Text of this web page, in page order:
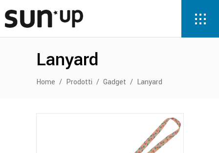
Lanyard
Home / Prodotti / Gadget / Lanyard